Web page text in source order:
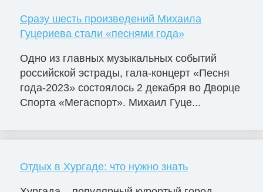
Сразу шесть произведений Михаила
Гуцериева стали «песнями года»
Одно из главных музыкальных событий
российской эстрады, гала-концерт «Песня
года-2023» состоялось 2 декабря во Дворце
Cпорта «Мегаспорт». Михаил Гуце...
Отдых в Хургаде: что нужно знать